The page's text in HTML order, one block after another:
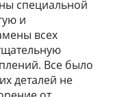
специальной
и
всех
Все было
деталей не